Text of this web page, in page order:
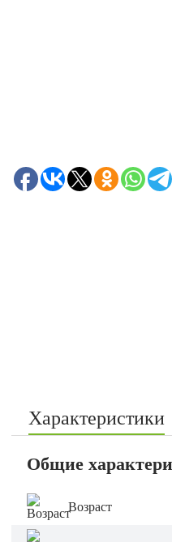
Характеристики
Общие
Возраст